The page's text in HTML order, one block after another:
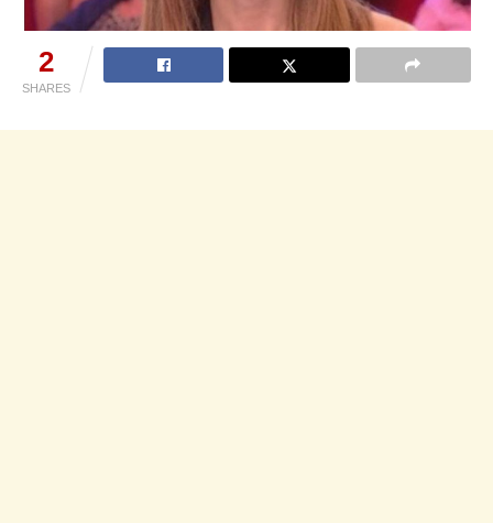
2
SHARES